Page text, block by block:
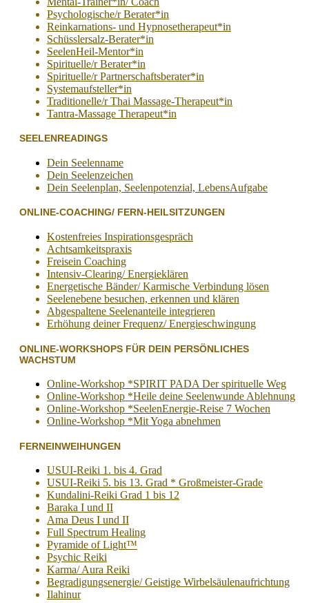
Psychologische/r Berater*in
Reinkarnations- und Hypnosetherapeut*in
Schüsslersalz-Berater*in
SeelenHeil-Mentor*in
Spirituelle/r Berater*in
Spirituelle/r Partnerschaftsberater*in
Systemaufsteller*in
Traditionelle/r Thai Massage-Therapeut*in
Tantra-Massage Therapeut*in
SEELENREADINGS
Dein Seelenname
Dein Seelenzeichen
Dein Seelenplan, Seelenpotenzial, LebensAufgabe
ONLINE-COACHING/ FERN-HEILSITZUNGEN
Kostenfreies Inspirationsgespräch
Achtsamkeitspraxis
Freisein Coaching
Intensiv-Clearing/ Energieklären
Energetische Bänder/ Karmische Verbindung lösen
Seelenebene besuchen, erkennen und klären
Abgespaltene Seelenanteile integrieren
Erhöhung deiner Frequenz/ Energieschwingung
ONLINE-WORKSHOPS FÜR DEIN PERSÖNLICHES
WACHSTUM
Online-Workshop *SPIRIT PADA Der spirituelle Weg
Online-Workshop *Heile deine Seelenwunde Ablehnung
Online-Workshop *SeelenEnergie-Reise 7 Wochen
Online-Workshop *Mit Yoga abnehmen
FERNEINWEIHUNGEN
USUI-Reiki 1. bis 4. Grad
USUI-Reiki 5. bis 13. Grad * Großmeister-Grade
Kundalini-Reiki Grad 1 bis 12
Baraka I und II
Ama Deus I und II
Full Spectrum Healing
Pyramide of Light™
Psychic Reiki
Karma/ Aura Reiki
Begradigungsenergie/ Geistige Wirbelsäulenaufrichtung
Ilahinur